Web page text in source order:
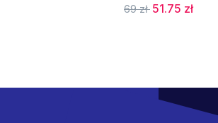
69 zł 51.75 zł